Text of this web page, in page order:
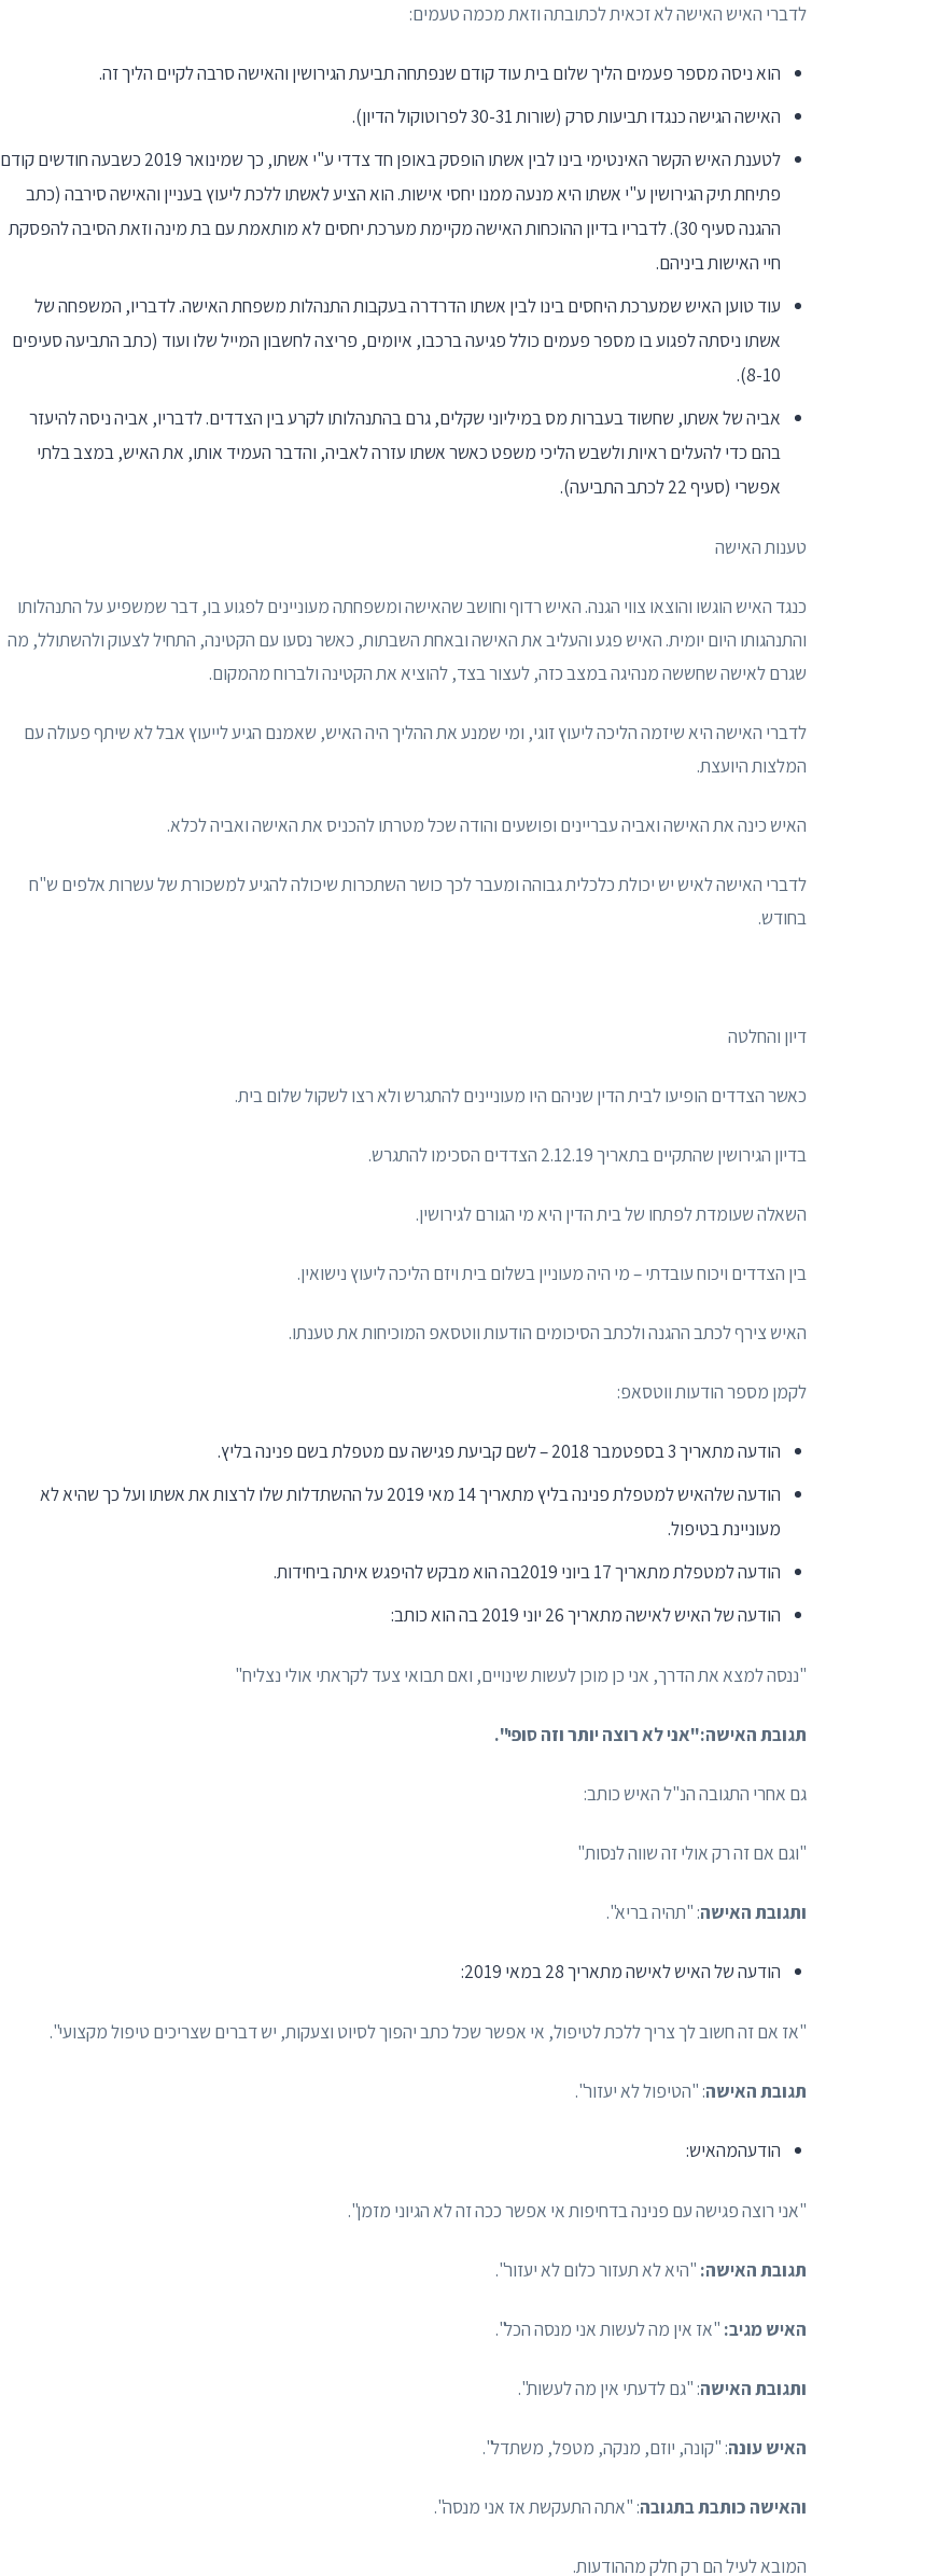
לדברי האיש האישה לא זכאית לכתובתה וזאת מכמה טעמים:
הוא ניסה מספר פעמים הליך שלום בית עוד קודם שנפתחה תביעת הגירושין והאישה סרבה לקיים הליך זה.
האישה הגישה כנגדו תביעות סרק (שורות 30-31 לפרוטוקול הדיון).
לטענת האיש הקשר האינטימי בינו לבין אשתו הופסק באופן חד צדדי ע"י אשתו, כך שמינואר 2019 כשבעה חודשים קודם
פתיחת תיק הגירושין ע"י אשתו היא מנעה ממנו יחסי אישות. הוא הציע לאשתו ללכת ליעוץ בעניין והאישה סירבה (כתב
ההגנה סעיף 30). לדבריו בדיון ההוכחות האישה מקיימת מערכת יחסים לא מותאמת עם בת מינה וזאת הסיבה להפסקת
חיי האישות ביניהם.
עוד טוען האיש שמערכת היחסים בינו לבין אשתו הדרדרה בעקבות התנהלות משפחת האישה. לדבריו, המשפחה של
אשתו ניסתה לפגוע בו מספר פעמים כולל פגיעה ברכבו, איומים, פריצה לחשבון המייל שלו ועוד (כתב התביעה סעיפים
8-10).
אביה של אשתו, שחשוד בעברות מס במיליוני שקלים, גרם בהתנהלותו לקרע בין הצדדים. לדבריו, אביה ניסה להיעזר
בהם כדי להעלים ראיות ולשבש הליכי משפט כאשר אשתו עזרה לאביה, והדבר העמיד אותו, את האיש, במצב בלתי
אפשרי (סעיף 22 לכתב התביעה).
טענות האישה
כנגד האיש הוגשו והוצאו צווי הגנה. האיש רדוף וחושב שהאישה ומשפחתה מעוניינים לפגוע בו, דבר שמשפיע על התנהלותו
והתנהגותו היום יומית. האיש פגע והעליב את האישה ובאחת השבתות, כאשר נסעו עם הקטינה, התחיל לצעוק ולהשתולל, מה
שגרם לאישה שחששה מנהיגה במצב כזה, לעצור בצד, להוציא את הקטינה ולברוח מהמקום.
לדברי האישה היא שיזמה הליכה ליעוץ זוגי, ומי שמנע את ההליך היה האיש, שאמנם הגיע לייעוץ אבל לא שיתף פעולה עם
המלצות היועצת.
האיש כינה את האישה ואביה עבריינים ופושעים והודה שכל מטרתו להכניס את האישה ואביה לכלא.
לדברי האישה לאיש יש יכולת כלכלית גבוהה ומעבר לכך כושר השתכרות שיכולה להגיע למשכורת של עשרות אלפים ש"ח
בחודש.
דיון והחלטה
כאשר הצדדים הופיעו לבית הדין שניהם היו מעוניינים להתגרש ולא רצו לשקול שלום בית.
בדיון הגירושין שהתקיים בתאריך 2.12.19 הצדדים הסכימו להתגרש.
השאלה שעומדת לפתחו של בית הדין היא מי הגורם לגירושין.
בין הצדדים ויכוח עובדתי – מי היה מעוניין בשלום בית ויזם הליכה ליעוץ נישואין.
האיש צירף לכתב ההגנה ולכתב הסיכומים הודעות ווטסאפ המוכיחות את טענתו.
לקמן מספר הודעות ווטסאפ:
הודעה מתאריך 3 בספטמבר 2018 – לשם קביעת פגישה עם מטפלת בשם פנינה בליץ.
הודעה שלהאיש למטפלת פנינה בליץ מתאריך 14 מאי 2019 על ההשתדלות שלו לרצות את אשתו ועל כך שהיא לא
מעוניינת בטיפול.
הודעה למטפלת מתאריך 17 ביוני 2019בה הוא מבקש להיפגש איתה ביחידות.
הודעה של האיש לאישה מתאריך 26 יוני 2019 בה הוא כותב:
"ננסה למצא את הדרך, אני כן מוכן לעשות שינויים, ואם תבואי צעד לקראתי אולי נצליח"
תגובת האישה:"אני לא רוצה יותר וזה סופי".
גם אחרי התגובה הנ"ל האיש כותב:
"וגם אם זה רק אולי זה שווה לנסות"
ותגובת האישה: "תהיה בריא".
הודעה של האיש לאישה מתאריך 28 במאי 2019:
"אז אם זה חשוב לך צריך ללכת לטיפול, אי אפשר שכל כתב יהפוך לסיוט וצעקות, יש דברים שצריכים טיפול מקצועי".
תגובת האישה: "הטיפול לא יעזור".
הודעהמהאיש:
"אני רוצה פגישה עם פנינה בדחיפות אי אפשר ככה זה לא הגיוני מזמן".
תגובת האישה: "היא לא תעזור כלום לא יעזור".
האיש מגיב: "אז אין מה לעשות אני מנסה הכל".
ותגובת האישה: "גם לדעתי אין מה לעשות".
האיש עונה: "קונה, יוזם, מנקה, מטפל, משתדל".
והאישה כותבת בתגובה: "אתה התעקשת אז אני מנסה".
המובא לעיל הם רק חלק מההודעות.